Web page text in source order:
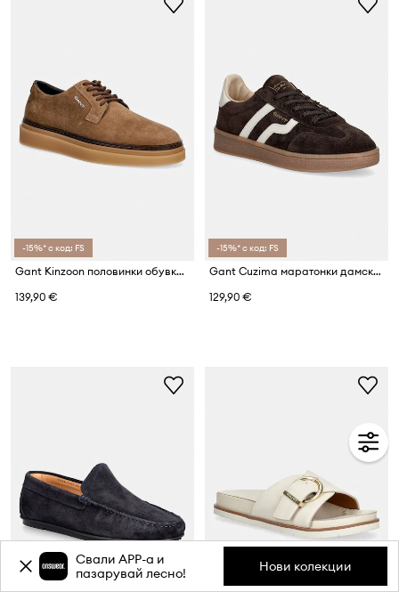
-15%* с код: FS
Gant Kinzoon половинки обувки мъжки от велур
139,90 €
-15%* с код: FS
Gant Cuzima маратонки дамски от кожа
129,90 €
Свали APP-a и
пазарувай лесно!
Нови колекции